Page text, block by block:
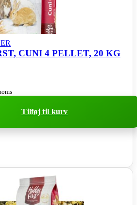
CUNI 4 PELLET, 20 KG
Tilføj til kurv